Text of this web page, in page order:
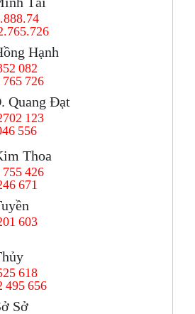
Hạnh
082
765 726
Quang Đạt
123
556
Thoa
755 426
671
603
618
495 656
Sở